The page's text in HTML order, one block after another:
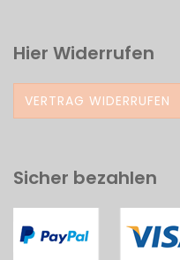
Hier Widerrufen
VERTRAG WIDERRUFEN
Sicher bezahlen